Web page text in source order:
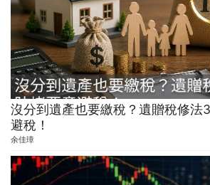
沒分到遺產也要繳稅？遺贈稅修法
避稅！
余佳璋